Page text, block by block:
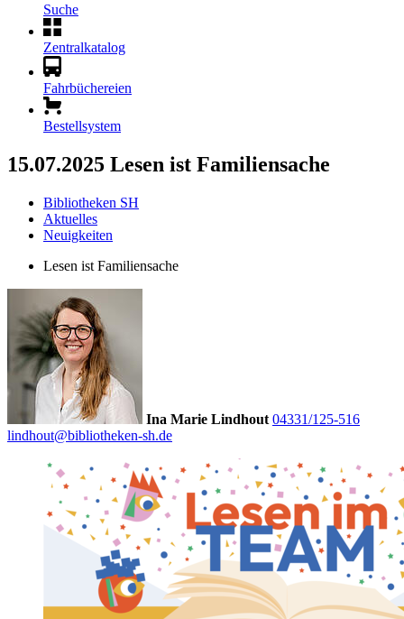
Suche
Zentralkatalog
Fahrbüchereien
Bestellsystem
15.07.2025 Lesen ist Familiensache
Bibliotheken SH
Aktuelles
Neuigkeiten
Lesen ist Familiensache
Ina Marie Lindhout 04331/125-516
lindhout@bibliotheken-sh.de